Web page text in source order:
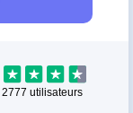
2777 utilisateurs